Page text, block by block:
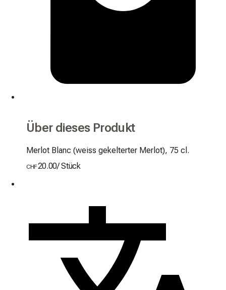
Über dieses Produkt
Merlot Blanc (weiss gekelterter Merlot), 75 cl.
CHF20.00/ Stück